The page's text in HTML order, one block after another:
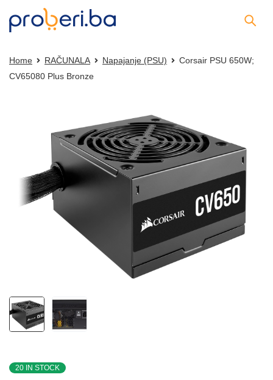
Home RAČUNALA Napajanje (PSU)
Corsair PSU 650W;
CV65080 Plus Bronze
20 IN STOCK